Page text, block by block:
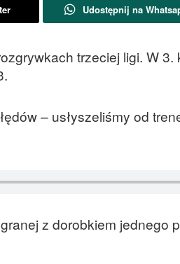
Udostępnij na
trzeciej ligi. W
– usłyszeliśmy od
z dorobkiem jednego